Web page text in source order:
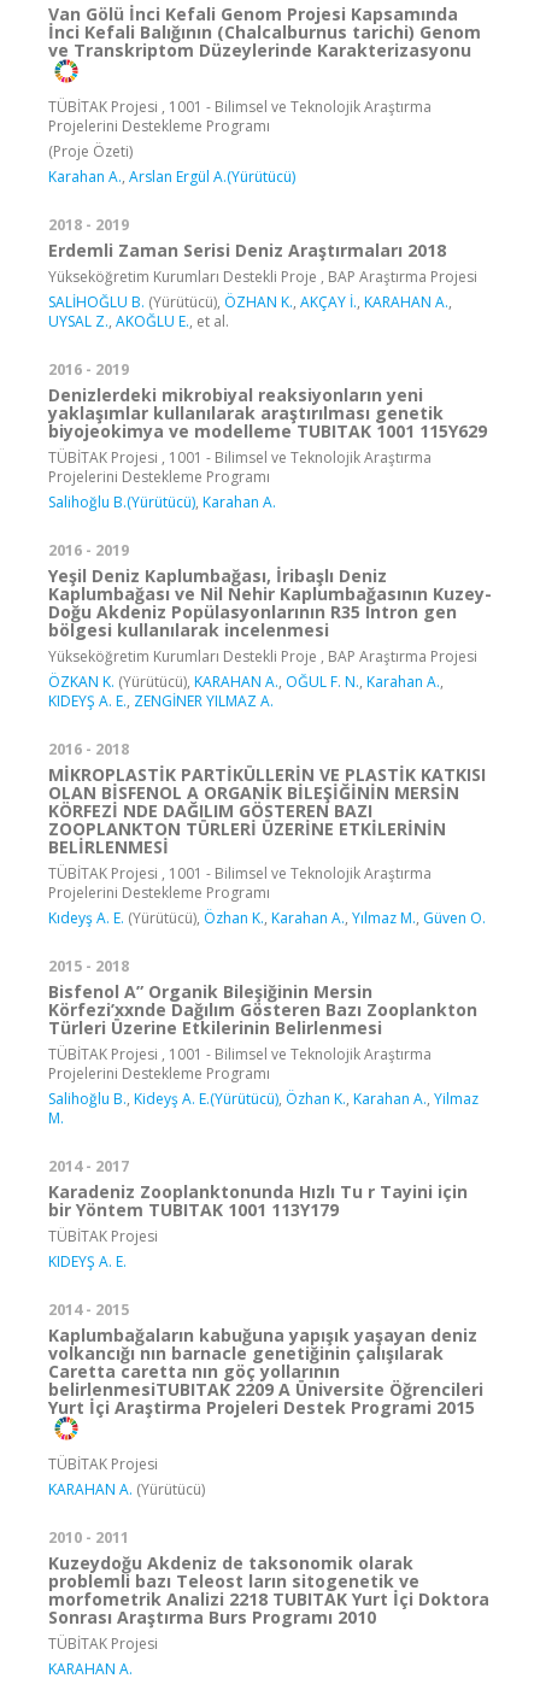
Van Gölü İnci Kefali Genom Projesi Kapsamında
İnci Kefali Balığının (Chalcalburnus tarichi) Genom
ve Transkriptom Düzeylerinde Karakterizasyonu
TÜBİTAK Projesi , 1001 - Bilimsel ve Teknolojik Araştırma
Projelerini Destekleme Programı
(Proje Özeti)
Karahan A., Arslan Ergül A.(Yürütücü)
2018 - 2019
Erdemli Zaman Serisi Deniz Araştırmaları 2018
Yükseköğretim Kurumları Destekli Proje , BAP Araştırma Projesi
SALİHOĞLU B. (Yürütücü), ÖZHAN K., AKÇAY İ., KARAHAN A.,
UYSAL Z., AKOĞLU E., et al.
2016 - 2019
Denizlerdeki mikrobiyal reaksiyonların yeni
yaklaşımlar kullanılarak araştırılması genetik
biyojeokimya ve modelleme TUBITAK 1001 115Y629
TÜBİTAK Projesi , 1001 - Bilimsel ve Teknolojik Araştırma
Projelerini Destekleme Programı
Salihoğlu B.(Yürütücü), Karahan A.
2016 - 2019
Yeşil Deniz Kaplumbağası, İribaşlı Deniz
Kaplumbağası ve Nil Nehir Kaplumbağasının Kuzey-
Doğu Akdeniz Popülasyonlarının R35 Intron gen
bölgesi kullanılarak incelenmesi
Yükseköğretim Kurumları Destekli Proje , BAP Araştırma Projesi
ÖZKAN K. (Yürütücü), KARAHAN A., OĞUL F. N., Karahan A.,
KIDEYŞ A. E., ZENGİNER YILMAZ A.
2016 - 2018
MİKROPLASTİK PARTİKÜLLERİN VE PLASTİK KATKISI
OLAN BİSFENOL A ORGANİK BİLEŞİĞİNİN MERSİN
KÖRFEZİ NDE DAĞILIM GÖSTEREN BAZI
ZOOPLANKTON TÜRLERİ ÜZERİNE ETKİLERİNİN
BELİRLENMESİ
TÜBİTAK Projesi , 1001 - Bilimsel ve Teknolojik Araştırma
Projelerini Destekleme Programı
Kıdeyş A. E. (Yürütücü), Özhan K., Karahan A., Yılmaz M., Güven O.
2015 - 2018
Bisfenol A” Organik Bileşiğinin Mersin
Körfezi’xxnde Dağılım Gösteren Bazı Zooplankton
Türleri Üzerine Etkilerinin Belirlenmesi
TÜBİTAK Projesi , 1001 - Bilimsel ve Teknolojik Araştırma
Projelerini Destekleme Programı
Salihoğlu B., Kideyş A. E.(Yürütücü), Özhan K., Karahan A., Yilmaz
M.
2014 - 2017
Karadeniz Zooplanktonunda Hızlı Tu r Tayini için
bir Yöntem TUBITAK 1001 113Y179
TÜBİTAK Projesi
KIDEYŞ A. E.
2014 - 2015
Kaplumbağaların kabuğuna yapışık yaşayan deniz
volkancığı nın barnacle genetiğinin çalışılarak
Caretta caretta nın göç yollarının
belirlenmesiTUBITAK 2209 A Üniversite Öğrencileri
Yurt İçi Araştirma Projeleri Destek Programi 2015
TÜBİTAK Projesi
KARAHAN A. (Yürütücü)
2010 - 2011
Kuzeydoğu Akdeniz de taksonomik olarak
problemli bazı Teleost ların sitogenetik ve
morfometrik Analizi 2218 TUBITAK Yurt İçi Doktora
Sonrası Araştırma Burs Programı 2010
TÜBİTAK Projesi
KARAHAN A.